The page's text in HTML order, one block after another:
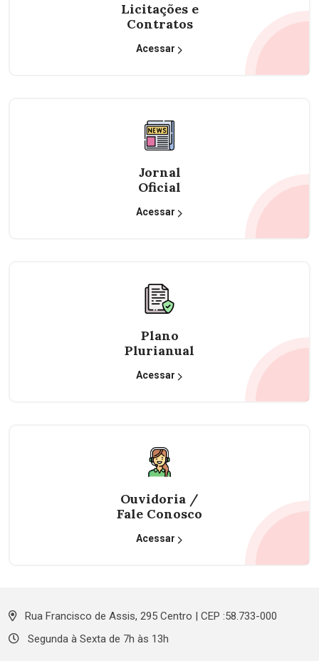
Licitações e
Contratos
Acessar
Jornal
Oficial
Acessar
Plano
Plurianual
Acessar
Ouvidoria /
Fale Conosco
Acessar
Rua Francisco de Assis, 295 Centro | CEP :58.733-000
Segunda à Sexta de 7h às 13h